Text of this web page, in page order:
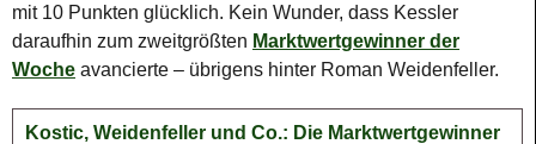
mit 10 Punkten glücklich. Kein Wunder, dass Kessler
daraufhin zum zweitgrößten Marktwertgewinner der
Woche avancierte – übrigens hinter Roman Weidenfeller.
Kostic, Weidenfeller und Co.: Die Marktwertgewinner